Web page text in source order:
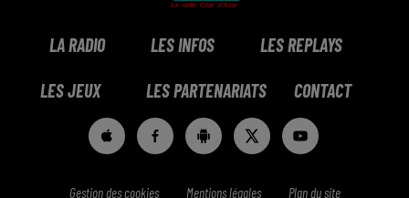
LA RADIO LES INFOS LES REPLAYS
LES JEUX LES PARTENARIATS CONTACT
Gestion des cookies Mentions légales Plan du site